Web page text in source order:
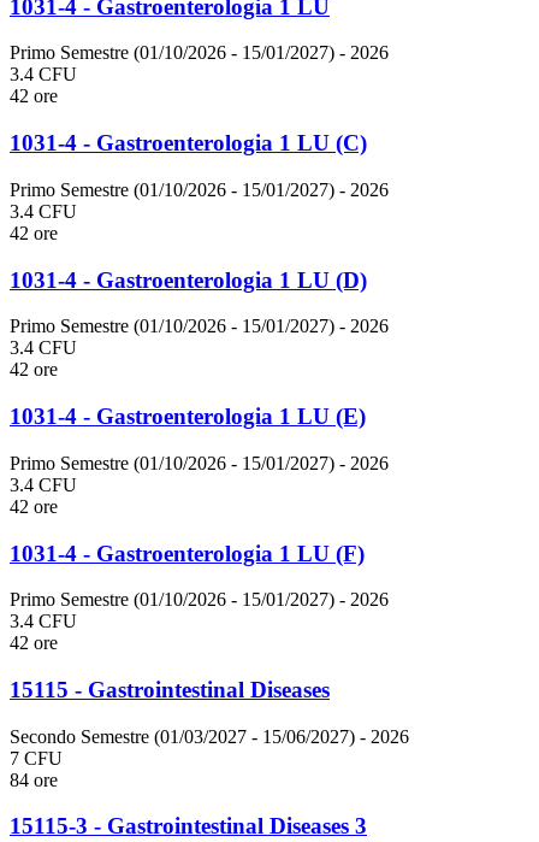
1031-4 - Gastroenterologia 1 LU
Primo Semestre (01/10/2026 - 15/01/2027) - 2026
3.4 CFU
42 ore
1031-4 - Gastroenterologia 1 LU (C)
Primo Semestre (01/10/2026 - 15/01/2027) - 2026
3.4 CFU
42 ore
1031-4 - Gastroenterologia 1 LU (D)
Primo Semestre (01/10/2026 - 15/01/2027) - 2026
3.4 CFU
42 ore
1031-4 - Gastroenterologia 1 LU (E)
Primo Semestre (01/10/2026 - 15/01/2027) - 2026
3.4 CFU
42 ore
1031-4 - Gastroenterologia 1 LU (F)
Primo Semestre (01/10/2026 - 15/01/2027) - 2026
3.4 CFU
42 ore
15115 - Gastrointestinal Diseases
Secondo Semestre (01/03/2027 - 15/06/2027) - 2026
7 CFU
84 ore
15115-3 - Gastrointestinal Diseases 3